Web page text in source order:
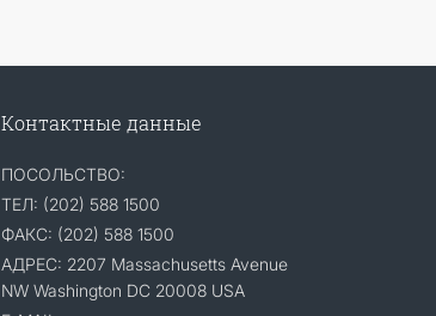
Контактные данные
ПОСОЛЬСТВО:
ТЕЛ: (202) 588 1500
ФАКС: (202) 588 1500
АДРЕС: 2207 Massachusetts Avenue
NW Washington DC 20008 USA